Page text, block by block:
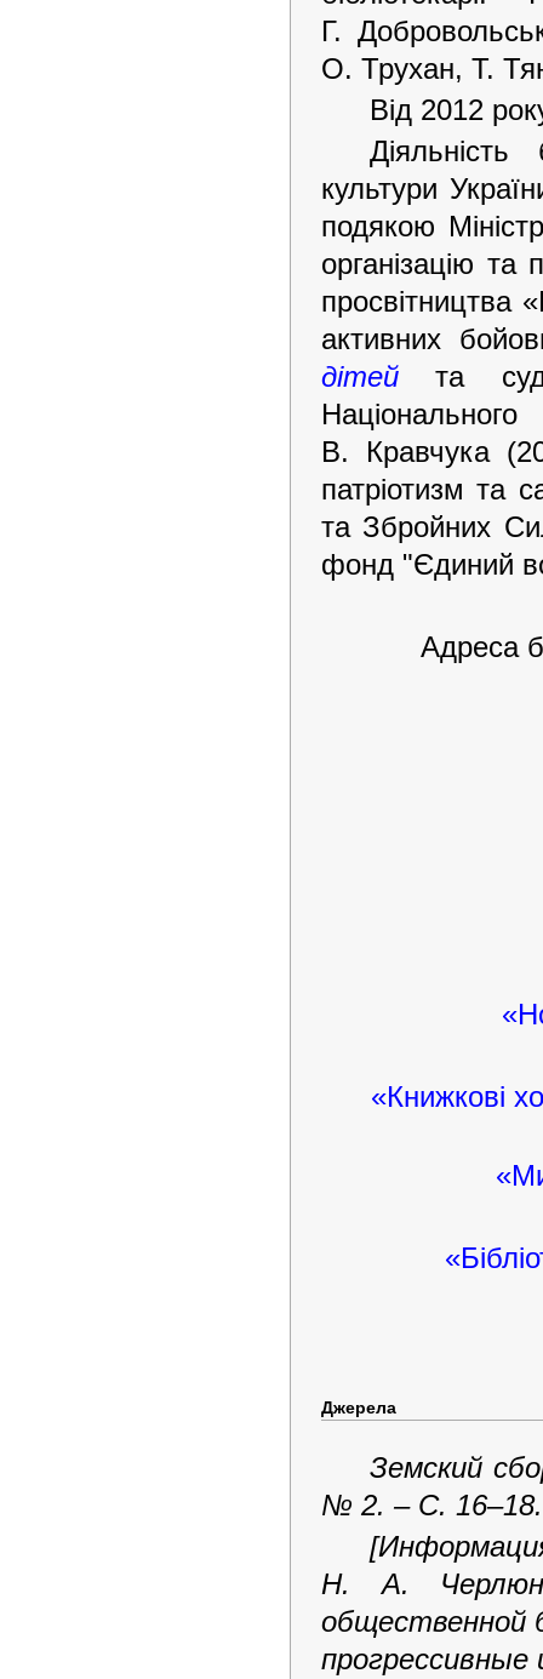
Г.
О. Трухан, Т.
Від 2012
Діяльність
культури
подякою
організацію та
просвітництва
активних
дітей та
В. Кравчука
патріотизм та
та Збройних Сил
фонд "Єдиний
Адреса
«Книжкові
Джерела
Земский
№ 2. – С. 16–18.
Н. А.
общественной
прогрессивные